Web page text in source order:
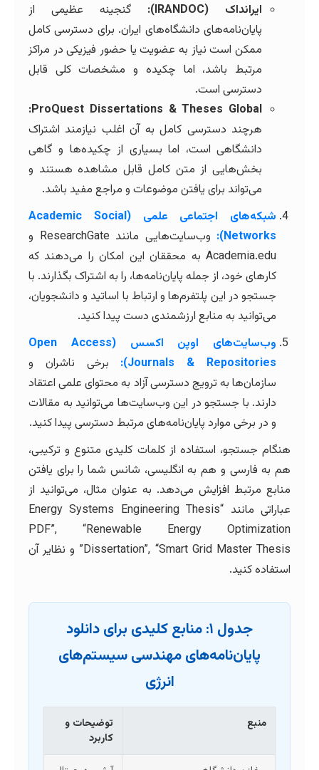
ایرانداک (IRANDOC):
گنجینه عظیمی از
پایان‌نامه‌های دانشگاه‌های ایران. برای دسترسی کامل
ممکن است نیاز به عضویت یا حضور فیزیکی در مراکز
مرتبط باشد، اما چکیده و مشخصات کلی قابل
دسترسی است.
ProQuest Dissertations & Theses Global:
هرچند دسترسی کامل به آن اغلب نیازمند اشتراک
دانشگاهی است، اما بسیاری از چکیده‌ها و گاهی
بخش‌هایی از متن کامل قابل مشاهده هستند و
می‌تواند برای یافتن موضوعات و مراجع مفید باشد.
شبکه‌های اجتماعی علمی (Academic Social
Networks):
وب‌سایت‌هایی مانند ResearchGate و
Academia.edu به محققان این امکان را می‌دهند که
کارهای خود، از جمله پایان‌نامه‌ها، را به اشتراک بگذارند. با
جستجو در این پلتفرم‌ها و ارتباط با اساتید و دانشجویان،
می‌توانید به منابع ارزشمندی دست پیدا کنید.
وب‌سایت‌های اوپن اکسس (Open Access
Journals & Repositories):
برخی ناشران و
سازمان‌ها به ترویج دسترسی آزاد به محتوای علمی اعتقاد
دارند. با جستجو در این وب‌سایت‌ها می‌توانید به مقالات
و در برخی موارد پایان‌نامه‌های مرتبط دسترسی پیدا کنید.
هنگام جستجو، استفاده از کلمات کلیدی متنوع و ترکیبی،
هم به فارسی و هم به انگلیسی، شانس شما را برای یافتن
منابع مرتبط افزایش می‌دهد. به عنوان مثال، می‌توانید از
عباراتی مانند “Energy Systems Engineering Thesis
PDF”, “Renewable Energy Optimization
Dissertation”, “Smart Grid Master Thesis” و نظایر آن
استفاده کنید.
جدول ۱: منابع کلیدی برای دانلود
پایان‌نامه‌های مهندسی سیستم‌های
انرژی
منبع
توضیحات و
کاربرد